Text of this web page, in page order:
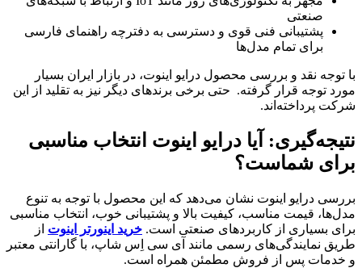
صنعتی
پشتیبانی فنی قوی و دسترسی به دفترچه راهنمای فارسی
برای تمام مدل‌ها
با توجه نقد و بررسی محصول درایو اینوت، در بازار ایران بسیار
مورد توجه قرار گرفته. حتی برخی برندهای دیگر نیز به تقلید از این
شرکت پرداخته‌اند.
نتیجه‌گیری: آیا درایو اینوت انتخاب مناسبی
برای شماست؟
بررسی درایو اینوت نشان می‌دهد که این محصول با توجه به تنوع
مدل‌ها، قیمت مناسب، کیفیت بالا و پشتیبانی خوب، انتخاب مناسبی
برای بسیاری از کاربردهای صنعتی است. خرید اینورتر اینوت از
طریق نمایندگی‌های رسمی مانند آی سی اِس شاپ، با گارانتی معتبر
و خدمات پس از فروش مطمئن همراه است.